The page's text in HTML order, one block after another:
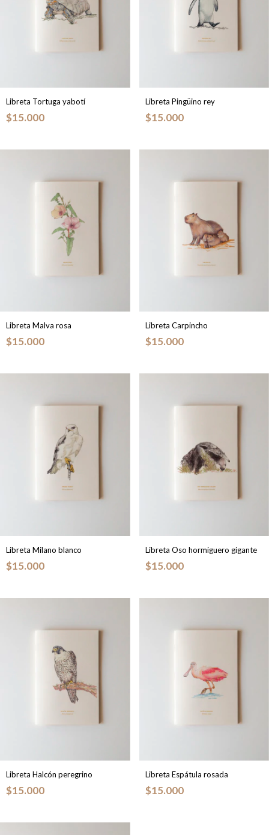
Libreta Tortuga yabotí
$15.000
Libreta Pingüino rey
$15.000
Libreta Malva rosa
$15.000
Libreta Carpincho
$15.000
Libreta Milano blanco
$15.000
Libreta Oso hormiguero gigante
$15.000
Libreta Halcón peregrino
$15.000
Libreta Espátula rosada
$15.000